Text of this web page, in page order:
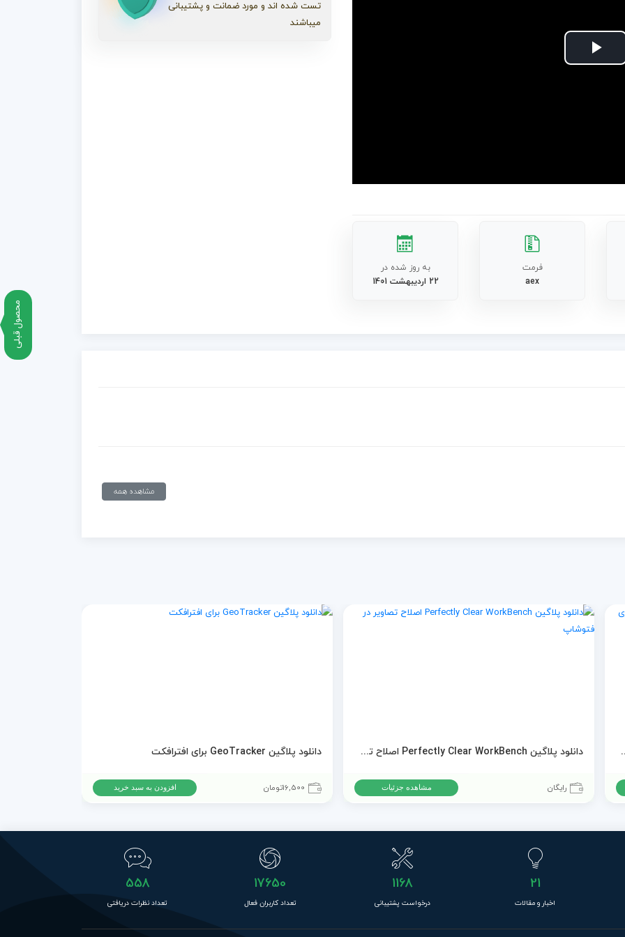
محصول قبلی
Play
فرمت
aex
به روز شده در
22 اردیبهشت 1401
تست شده اند و مورد ضمانت و پشتیبانی
میباشند
مشاهده همه
جلوه های بصری دانلود پلاگین Perfectly Clear WorkBench اصلاح تصاویر در فتوشاپ
رایگان مشاهده جزئیات
دانلود پلاگین GeoTracker برای افترافکت
16,500تومان افزودن به سبد خرید
21
اخبار و مقالات
1168
درخواست پشتیبانی
17650
تعداد کاربران فعال
558
تعداد نظرات دریافتی